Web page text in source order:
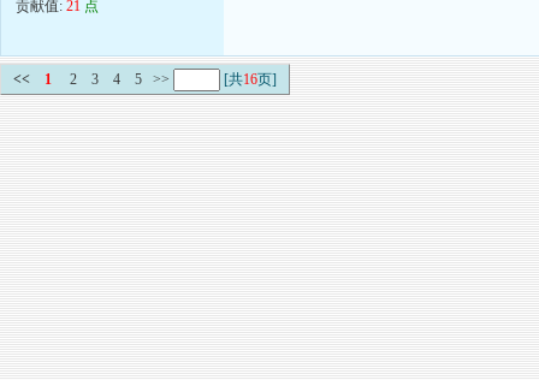
贡献值: 21 点
<< 1 2 3 4 5 >> [共16页]